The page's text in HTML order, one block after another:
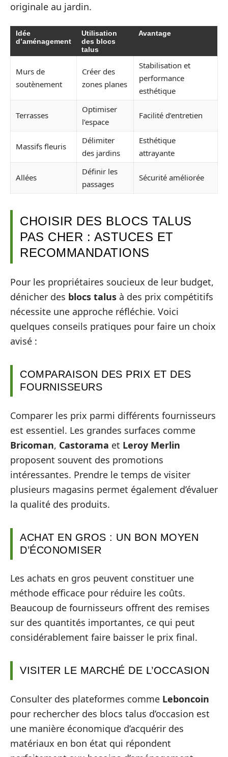
originale au jardin.
Idée
d’aménagement
Utilisation
des blocs
talus
Avantage
Murs de
soutènement
Créer des
zones planes
Stabilisation et
performance
esthétique
Terrasses
Optimiser
l’espace
Facilité d’entretien
Massifs fleuris
Délimiter
des jardins
Esthétique
attrayante
Allées
Définir les
passages
Sécurité améliorée
CHOISIR DES BLOCS TALUS
PAS CHER : ASTUCES ET
RECOMMANDATIONS
Pour les propriétaires soucieux de leur budget,
dénicher des blocs talus à des prix compétitifs
nécessite une approche réfléchie. Voici
quelques conseils pratiques pour faire un choix
avisé :
COMPARAISON DES PRIX ET DES
FOURNISSEURS
Comparer les prix parmi différents fournisseurs
est essentiel. Les grandes surfaces comme
Bricoman, Castorama et Leroy Merlin
proposent souvent des promotions
intéressantes. Prendre le temps de visiter
plusieurs magasins permet également d’évaluer
la qualité des produits.
ACHAT EN GROS : UN BON MOYEN
D’ÉCONOMISER
Les achats en gros peuvent constituer une
méthode efficace pour réduire les coûts.
Beaucoup de fournisseurs offrent des remises
sur des quantités importantes, ce qui peut
considérablement faire baisser le prix final.
VISITER LE MARCHÉ DE L’OCCASION
Consulter des plateformes comme Leboncoin
pour rechercher des blocs talus d’occasion est
une manière économique d’acquérir des
matériaux en bon état qui répondent